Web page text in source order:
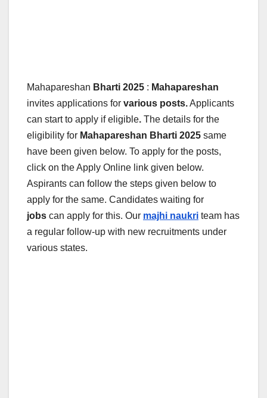
Mahapareshan Bharti 2025 : Mahapareshan
invites applications for various posts.Applicants
can start to apply if eligible. The details for the
eligibility for Mahapareshan Bharti 2025 same
have been given below. To apply for the posts,
click on the Apply Online link given below.
Aspirants can follow the steps given below to
apply for the same. Candidates waiting for
jobs can apply for this. Our majhi naukri team has
a regular follow-up with new recruitments under
various states.